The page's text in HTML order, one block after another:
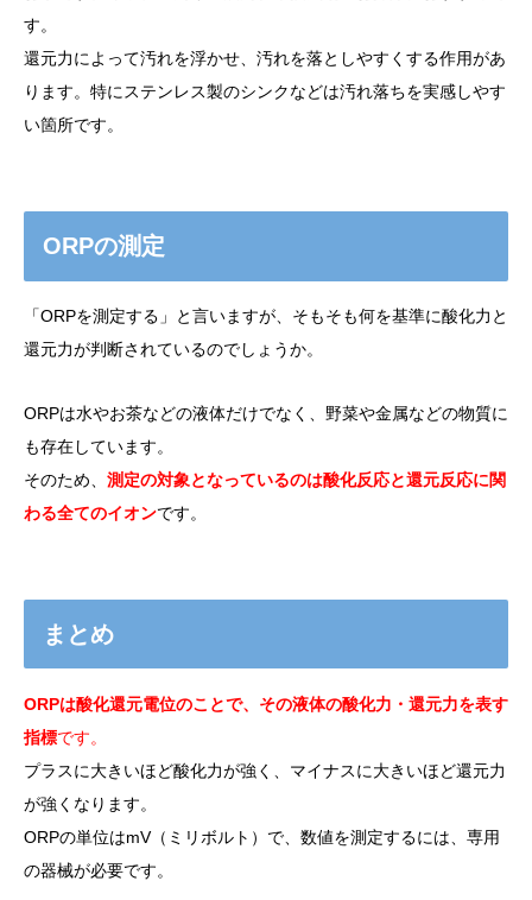
す。
還元力によって汚れを浮かせ、汚れを落としやすくする作用があ
ります。特にステンレス製のシンクなどは汚れ落ちを実感しやす
い箇所です。
ORPの測定
「ORPを測定する」と言いますが、そもそも何を基準に酸化力と
還元力が判断されているのでしょうか。
ORPは水やお茶などの液体だけでなく、野菜や金属などの物質に
も存在しています。
そのため、 測定の対象となっているのは酸化反応と還元反応に関
わる全てのイオンです。
まとめ
ORPは酸化還元電位のことで、その液体の酸化力・還元力を表す
指標です。
プラスに大きいほど酸化力が強く、マイナスに大きいほど還元力
が強くなります。
ORPの単位はmV（ミリボルト）で、数値を測定するには、専用
の器械が必要です。